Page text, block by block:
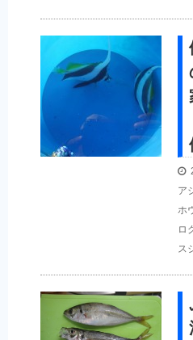
ア
ホ
ロ
ス